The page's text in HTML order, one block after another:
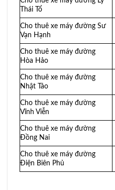
Thái Tổ
Cho thuê xe máy đường Sư
Vạn Hạnh
Cho thuê xe máy đường
Hòa Hảo
Cho thuê xe máy đường
Nhật Tảo
Cho thuê xe máy đường
Vĩnh Viễn
Cho thuê xe máy đường
Đồng Nai
Cho thuê xe máy đường
Điện Biên Phủ